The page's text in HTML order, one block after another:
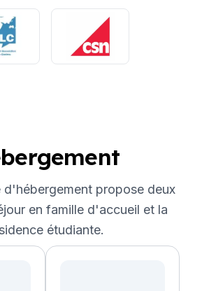
d'hébergement propose deux
en famille d'accueil et la
étudiante.